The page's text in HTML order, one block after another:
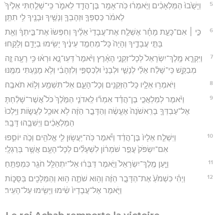
5
וַיָּשֻׁ֙בוּ֙ הַמַּלְאָכִ֔ים וַיֹּ֣אמְר֔וּ כֹּֽה־אָמַ֥ר בֶּן־הֲדַ֖ד לֵאמֹ֑ר כִּֽי־שָׁלַ֤חְתִּי אֵלֶ֙יךָ֙
לֵאמֹ֔ר כַּסְפְּךָ֧ וּזְהָבְךָ֛ וְנָשֶׁ֥יךָ וּבָנֶ֖יךָ לִ֥י תִתֵּֽן׃
6
כִּ֣י ׀ אִם־כָּעֵ֣ת מָחָ֗ר אֶשְׁלַ֤ח אֶת־עֲבָדַי֙ אֵלֶ֔יךָ וְחִפְּשׂוּ֙ אֶת־בֵּ֣יתְךָ֔ וְאֵ֖ת
בָּתֵּ֣י עֲבָדֶ֑יךָ וְהָיָה֙ כָּל־מַחְמַ֣ד עֵינֶ֔יךָ יָשִׂ֥ימוּ בְיָדָ֖ם וְלָקָֽחוּ׃
7
וַיִּקְרָ֤א מֶֽלֶךְ־יִשְׂרָאֵל֙ לְכָל־זִקְנֵ֣י הָאָ֔רֶץ וַיֹּ֙אמֶר֙ דְּעֽוּ־נָ֣א וּרְא֔וּ כִּ֥י רָעָ֖ה זֶ֣ה
מְבַקֵּ֑שׁ כִּֽי־שָׁלַ֨ח אֵלַ֜י לְנָשַׁ֤י וּלְבָנַי֙ וּלְכַסְפִּ֣י וְלִזְהָבִ֔י וְלֹ֥א מָנַ֖עְתִּי מִמֶּֽנּוּ׃
8 וַיֹּאמְר֥וּ אֵלָ֛יו כָּל־הַזְּקֵנִ֖ים וְכָל־הָעָ֑ם אַל־תִּשְׁמַ֖ע וְל֥וֹא תֹאבֶֽה׃
9
וַיֹּ֜אמֶר לְמַלְאֲכֵ֣י בֶן־הֲדַ֗ד אִמְר֞וּ לַֽאדֹנִ֤י הַמֶּ֙לֶךְ֙ כֹּל֩ אֲשֶׁר־שָׁלַ֨חְתָּ
אֶל־עַבְדְּךָ֤ בָרִֽאשֹׁנָה֙ אֶעֱשֶׂ֔ה וְהַדָּבָ֣ר הַזֶּ֔ה לֹ֥א אוּכַ֖ל לַעֲשׂ֑וֹת וַיֵּֽלְכוּ֙
הַמַּלְאָכִ֔ים וַיְשִׁבֻ֖הוּ דָּבָֽר׃
10
וַיִּשְׁלַ֤ח אֵלָיו֙ בֶּן־הֲדַ֔ד וַיֹּ֕אמֶר כֹּֽה־יַעֲשׂ֥וּן לִ֛י אֱלֹהִ֖ים וְכֹ֣ה יוֹסִ֑פוּ
אִם־יִשְׂפֹּק֙ עֲפַ֣ר שֹׁמְר֔וֹן לִשְׁעָלִ֕ים לְכָל־הָעָ֖ם אֲשֶׁ֥ר בְּרַגְלָֽי׃
11 וַיַּ֤עַן מֶֽלֶךְ־יִשְׂרָאֵל֙ וַיֹּ֣אמֶר דַּבְּר֔וּ אַל־יִתְהַלֵּ֥ל חֹגֵ֖ר כִּמְפַתֵּֽחַ׃
12
וַיְהִ֗י כִּשְׁמֹ֙עַ֙ אֶת־הַדָּבָ֣ר הַזֶּ֔ה וְה֥וּא שֹׁתֶ֛ה ה֥וּא וְהַמְּלָכִ֖ים בַּסֻּכּ֑וֹת
וַיֹּ֤אמֶר אֶל־עֲבָדָיו֙ שִׂ֔ימוּ וַיָּשִׂ֖ימוּ עַל־הָעִֽיר׃